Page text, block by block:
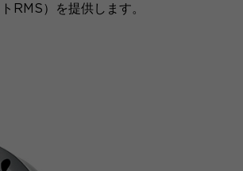
RMS）を提供します。